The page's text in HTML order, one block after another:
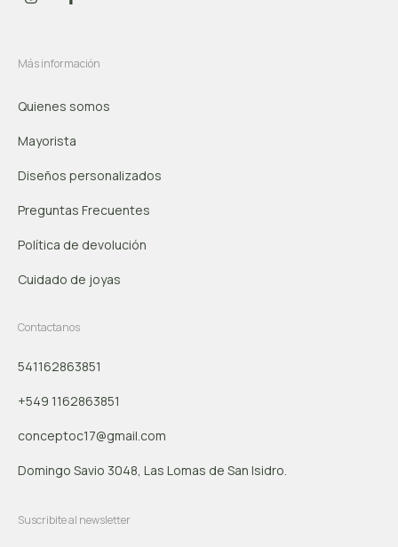
Más información
Quienes somos
Mayorista
Diseños personalizados
Preguntas Frecuentes
Política de devolución
Cuidado de joyas
Contactanos
541162863851
+549 1162863851
conceptoc17@gmail.com
Domingo Savio 3048, Las Lomas de San Isidro.
Suscribite al newsletter